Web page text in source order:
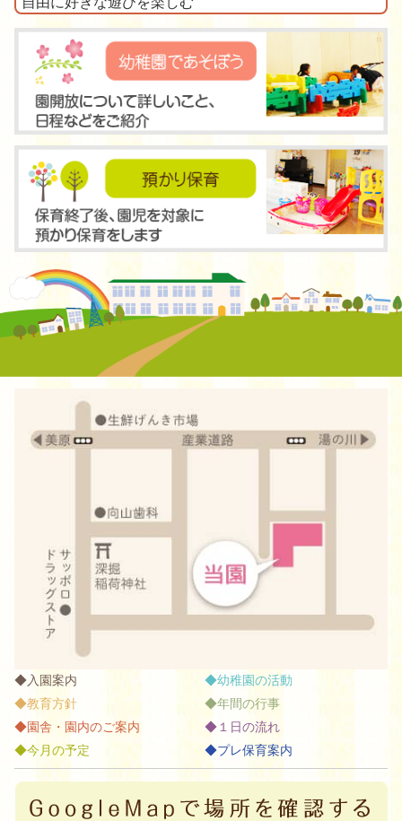
入園案内
教育方針
園舎・園内のご案内
今月の予定
幼稚園の活動
年間の行事
１日の流れ
プレ保育案内